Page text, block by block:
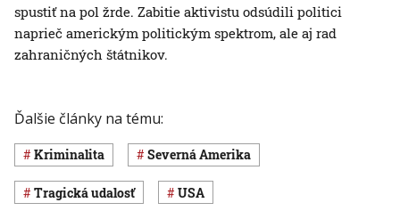
spustiť na pol žrde. Zabitie aktivistu odsúdili politici
naprieč americkým politickým spektrom, ale aj rad
zahraničných štátnikov.
Ďalšie články na tému:
Kriminalita Severná Amerika
Tragická udalosť USA